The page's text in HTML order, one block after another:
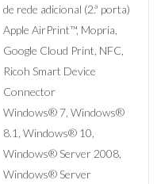
de rede adicional (2.ª porta)
Apple AirPrint™, Mopria,
Google Cloud Print, NFC,
Ricoh Smart Device
Connector
Windows® 7, Windows®
8.1, Windows® 10,
Windows® Server 2008,
Windows® Server